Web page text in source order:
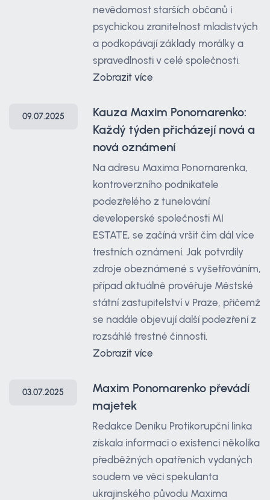
nevědomost starších občanů i
psychickou zranitelnost mladistvých
a podkopávají základy morálky a
spravedlnosti v celé společnosti.
Zobrazit více
09.07.2025
Kauza Maxim Ponomarenko:
Každý týden přicházejí nová a
nová oznámení
Na adresu Maxima Ponomarenka,
kontroverzního podnikatele
podezřelého z tunelování
developerské společnosti MI
ESTATE, se začíná vršit čím dál více
trestních oznámení. Jak potvrdily
zdroje obeznámené s vyšetřováním,
případ aktuálně prověřuje Městské
státní zastupitelství v Praze, přičemž
se nadále objevují další podezření z
rozsáhlé trestné činnosti.
Zobrazit více
03.07.2025
Maxim Ponomarenko převádí
majetek
Redakce Deníku Protikorupční linka
získala informaci o existenci několika
předběžných opatřeních vydaných
soudem ve věci spekulanta
ukrajinského původu Maxima